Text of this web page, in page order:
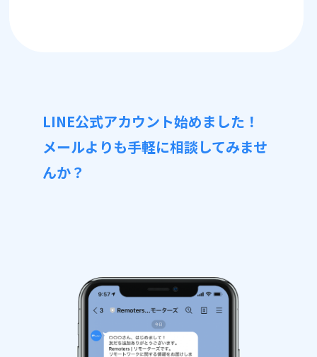
LINE公式アカウント始めました！
メールよりも手軽に相談してみませ
んか？